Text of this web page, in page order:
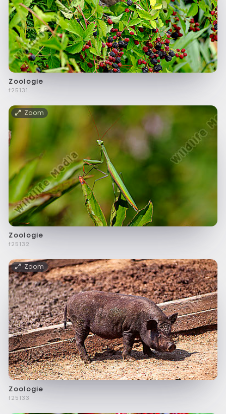
Zoologie
f25131
Zoom
Zoologie
f25132
Zoom
Zoologie
f25133